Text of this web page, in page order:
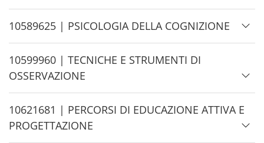
d
e
H
i
d
e
10589625 | PSICOLOGIA DELLA COGNIZIONE
H
i
d
e
10599960 | TECNICHE E STRUMENTI DI
OSSERVAZIONE
H
i
10621681 | PERCORSI DI EDUCAZIONE ATTIVA E
PROGETTAZIONE